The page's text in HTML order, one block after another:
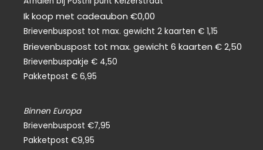
Ik koop met cadeaubon €0,00
Brievenbuspost tot max. gewicht 2 kaarten € 1,15
Brievenbuspost tot max. gewicht 6 kaarten € 2,50
Brievenbuspakje € 4,50
Pakketpost € 6,95
Binnen Europa
Brievenbuspost €7,95
Pakketpost €9,95